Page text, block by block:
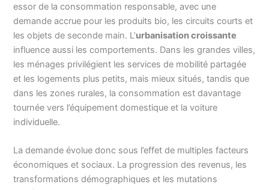
essor de la consommation responsable, avec une
demande accrue pour les produits bio, les circuits courts et
les objets de seconde main. L’urbanisation croissante
influence aussi les comportements. Dans les grandes villes,
les ménages privilégient les services de mobilité partagée
et les logements plus petits, mais mieux situés, tandis que
dans les zones rurales, la consommation est davantage
tournée vers l’équipement domestique et la voiture
individuelle.
La demande évolue donc sous l’effet de multiples facteurs
économiques et sociaux. La progression des revenus, les
transformations démographiques et les mutations